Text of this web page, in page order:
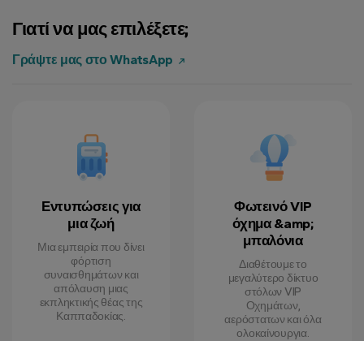
Mark L. 7 Αύγουστος 2024
Γιατί να μας επιλέξετε;
Γράψτε μας στο WhatsApp
Εντυπώσεις για
μια ζωή
Μια εμπειρία που δίνει
φόρτιση
συναισθημάτων και
απόλαυση μιας
εκπληκτικής θέας της
Καππαδοκίας.
Φωτεινό VIP
όχημα &amp;
μπαλόνια
Διαθέτουμε το
μεγαλύτερο δίκτυο
στόλων VIP
Οχημάτων,
αερόστατων και όλα
ολοκαίνουργια.